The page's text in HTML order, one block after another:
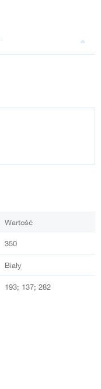
Wartość
350
Biały
193; 137; 282